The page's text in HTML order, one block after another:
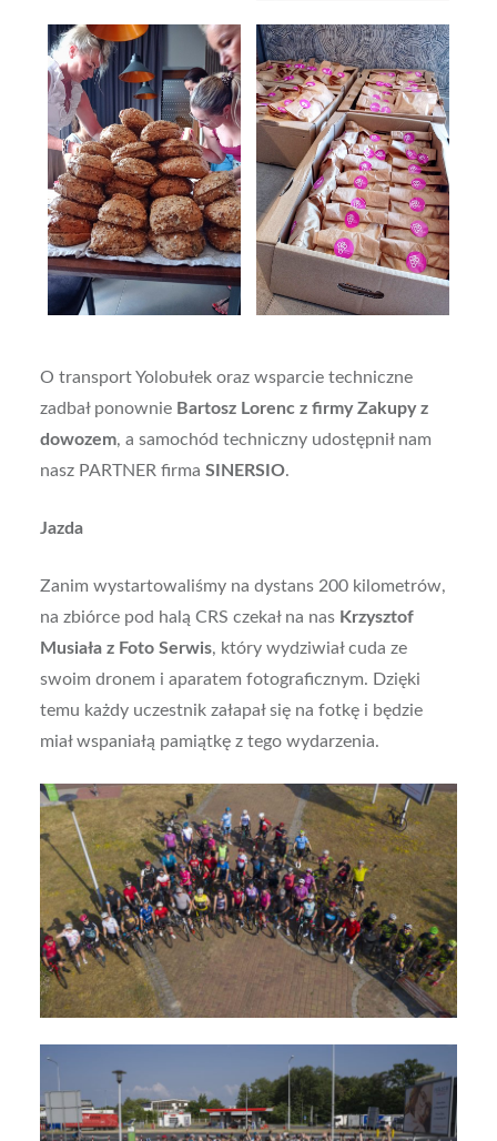
O transport Yolobułek oraz wsparcie techniczne
zadbał ponownie Bartosz Lorenc z firmy Zakupy z
dowozem, a samochód techniczny udostępnił nam
nasz PARTNER firma SINERSIO.
Jazda
Zanim wystartowaliśmy na dystans 200 kilometrów,
na zbiórce pod halą CRS czekał na nas Krzysztof
Musiała z Foto Serwis, który wydziwiał cuda ze
swoim dronem i aparatem fotograficznym. Dzięki
temu każdy uczestnik załapał się na fotkę i będzie
miał wspaniałą pamiątkę z tego wydarzenia.